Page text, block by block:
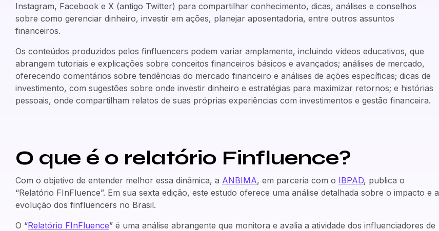
Instagram, Facebook e X (antigo Twitter) para compartilhar conhecimento, dicas, análises e conselhos
sobre como gerenciar dinheiro, investir em ações, planejar aposentadoria, entre outros assuntos
financeiros.
Os conteúdos produzidos pelos finfluencers podem variar amplamente, incluindo vídeos educativos, que
abrangem tutoriais e explicações sobre conceitos financeiros básicos e avançados; análises de mercado,
oferecendo comentários sobre tendências do mercado financeiro e análises de ações específicas; dicas de
investimento, com sugestões sobre onde investir dinheiro e estratégias para maximizar retornos; e histórias
pessoais, onde compartilham relatos de suas próprias experiências com investimentos e gestão financeira.
O que é o relatório Finfluence?
Com o objetivo de entender melhor essa dinâmica, a ANBIMA, em parceria com o IBPAD, publica o
“Relatório FInFluence”. Em sua sexta edição, este estudo oferece uma análise detalhada sobre o impacto e a
evolução dos finfluencers no Brasil.
O “Relatório FInFluence” é uma análise abrangente que monitora e avalia a atividade dos influenciadores de